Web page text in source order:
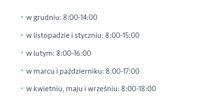
w grudniu: 8:00-14:00
w listopadzie i styczniu: 8:00-15:00
w lutym: 8:00-16:00
w marcu i październiku: 8:00-17:00
w kwietniu, maju i wrześniu: 8:00-18:00